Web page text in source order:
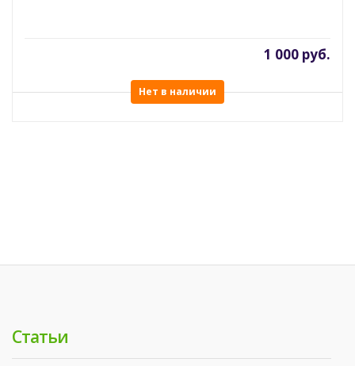
1 000 руб.
Нет в наличии
Статьи